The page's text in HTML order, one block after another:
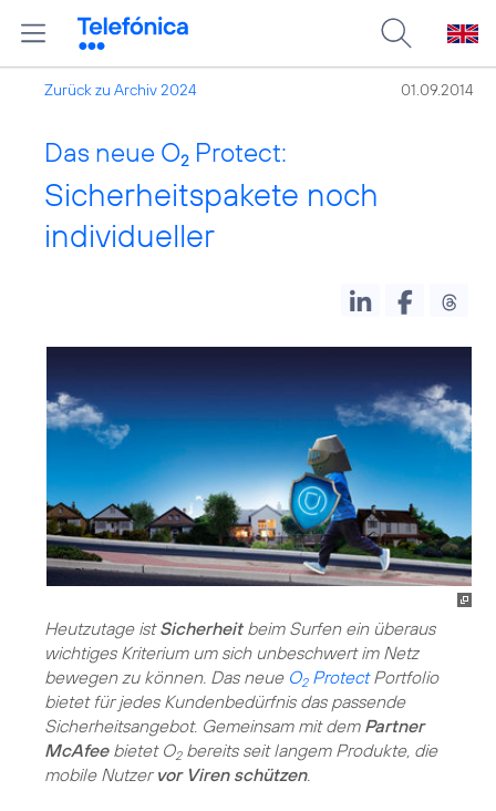
Zurück zu Archiv 2024 01.09.2014
Das neue O2 Protect:
Sicherheitspakete noch
individueller
Heutzutage istSicherheitbeim Surfen ein überaus
wichtiges Kriterium um sich unbeschwert im Netz
bewegen zu können. Das neue O2ProtectPortfolio
bietet für jedes Kundenbedürfnis das passende
Sicherheitsangebot. Gemeinsam mit dem Partner
McAfeebietet O2bereits seit langem Produkte, die
mobile Nutzer vor Viren schützen.